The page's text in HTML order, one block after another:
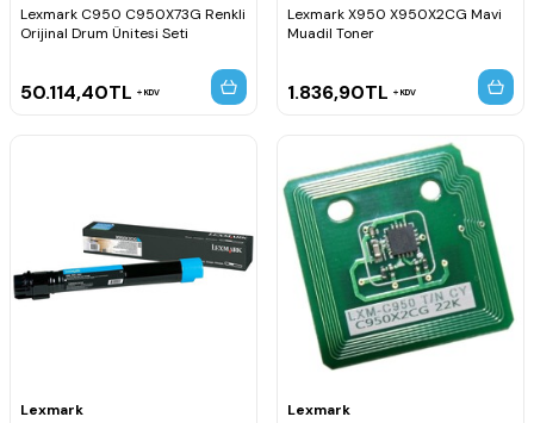
Lexmark C950 C950X73G Renkli
Orijinal Drum Ünitesi Seti
50.114,40TL KDV
Lexmark X950 X950X2CG Mavi
Muadil Toner
1.836,90TL KDV
Lexmark
Lexmark